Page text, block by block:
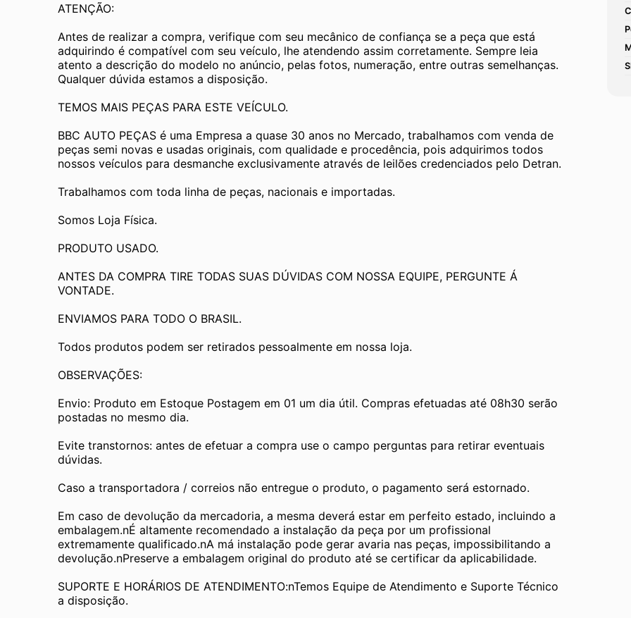
ATENÇÃO:
Antes de realizar a compra, verifique com seu mecânico de confiança se a peça que está
adquirindo é compatível com seu veículo, lhe atendendo assim corretamente. Sempre leia
atento a descrição do modelo no anúncio, pelas fotos, numeração, entre outras semelhanças.
Qualquer dúvida estamos a disposição.
TEMOS MAIS PEÇAS PARA ESTE VEÍCULO.
BBC AUTO PEÇAS é uma Empresa a quase 30 anos no Mercado, trabalhamos com venda de
peças semi novas e usadas originais, com qualidade e procedência, pois adquirimos todos
nossos veículos para desmanche exclusivamente através de leilões credenciados pelo Detran.
Trabalhamos com toda linha de peças, nacionais e importadas.
Somos Loja Física.
PRODUTO USADO.
ANTES DA COMPRA TIRE TODAS SUAS DÚVIDAS COM NOSSA EQUIPE, PERGUNTE Á
VONTADE.
ENVIAMOS PARA TODO O BRASIL.
Todos produtos podem ser retirados pessoalmente em nossa loja.
OBSERVAÇÕES:
Envio: Produto em Estoque Postagem em 01 um dia útil. Compras efetuadas até 08h30 serão
postadas no mesmo dia.
Evite transtornos: antes de efetuar a compra use o campo perguntas para retirar eventuais
dúvidas.
Caso a transportadora / correios não entregue o produto, o pagamento será estornado.
Em caso de devolução da mercadoria, a mesma deverá estar em perfeito estado, incluindo a
embalagem.nÉ altamente recomendado a instalação da peça por um profissional
extremamente qualificado.nA má instalação pode gerar avaria nas peças, impossibilitando a
devolução.nPreserve a embalagem original do produto até se certificar da aplicabilidade.
SUPORTE E HORÁRIOS DE ATENDIMENTO:nTemos Equipe de Atendimento e Suporte Técnico
a disposição.